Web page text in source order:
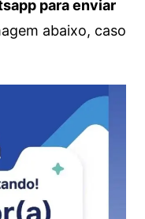
para enviar
abaixo, caso